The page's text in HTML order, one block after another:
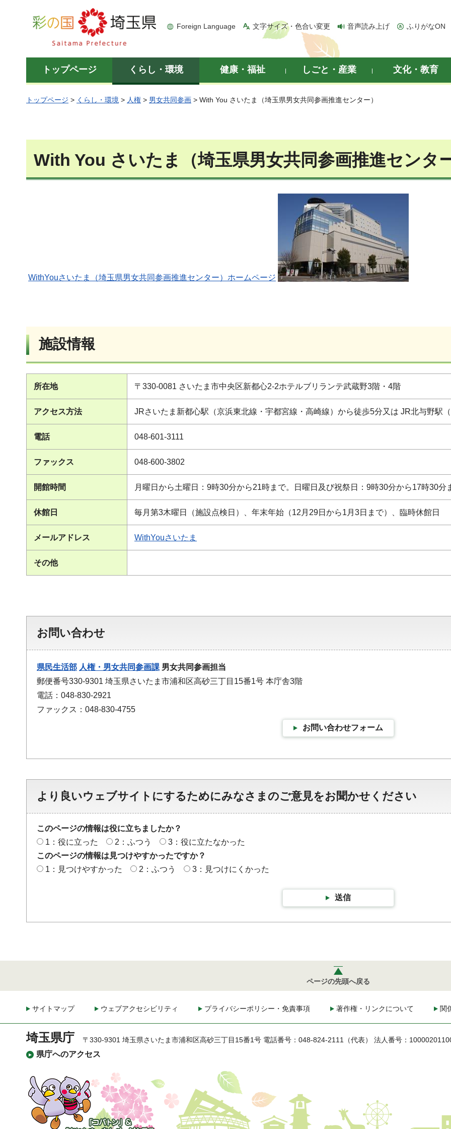
彩の国 埼玉県
Foreign Language 文字サイズ・色合い変更 音声読み上げ ふりがなON
トップページ くらし・環境 健康・福祉 しごと・産業 文化・教育
トップページ > くらし・環境 > 人権 > 男女共同参画 > With You さいたま（埼玉県男女共同参画推進センター）
With You さいたま（埼玉県男女共同参画推進センタ
WithYouさいたま（埼玉県男女共同参画推進センター）ホームページ
施設情報
所在地 〒330-0081 さいたま市中央区新都心2-2ホテルブリランテ武蔵野3階・4階
アクセス方法 JRさいたま新都心駅（京浜東北線・宇都宮線・高崎線）から徒歩5分又は JR北与野駅
電話 048-601-3111
ファックス 048-600-3802
開館時間 月曜日から土曜日：9時30分から21時まで。日曜日及び祝祭日：9時30分から17時30分
休館日 毎月第3木曜日（施設点検日）、年末年始（12月29日から1月3日まで）、臨時休館日
メールアドレス WithYouさいたま
その他
お問い合わせ
県民生活部 人権・男女共同参画課 男女共同参画担当
郵便番号330-9301 埼玉県さいたま市浦和区高砂三丁目15番1号 本庁舎3階
電話：048-830-2921
ファックス：048-830-4755
お問い合わせフォーム
より良いウェブサイトにするためにみなさまのご意見をお聞かせください
このページの情報は役に立ちましたか？
1：役に立った
2：ふつう
3：役に立たなかった
このページの情報は見つけやすかったですか？
1：見つけやすかった
2：ふつう 3：見つけにくかった
送信
ページの先頭へ戻る
サイトマップ ウェブアクセシビリティ プライバシーポリシー・免責事項 著作権・リンクについて 関
埼玉県庁
県庁へのアクセス
〒330-9301 埼玉県さいたま市浦和区高砂三丁目15番1号 電話番号：048-824-2111（代表） 法人番号：
「コバトン」&「さいた